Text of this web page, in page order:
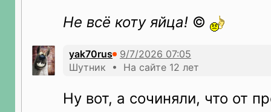
Не всё коту яйца! ©
yak70rus
Шутник • На сайте 12 лет
Ну вот, а сочиняли, что от